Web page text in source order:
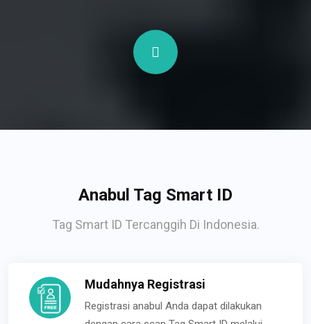
Anabul Tag Smart ID
Tag Smart ID Tercanggih Di Indonesia.
Mudahnya Registrasi
Registrasi anabul Anda dapat dilakukan